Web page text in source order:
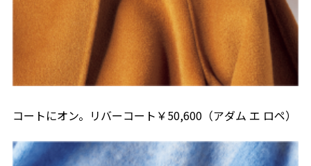
コートにオン。リバーコート￥50,600（アダム エ ロペ）